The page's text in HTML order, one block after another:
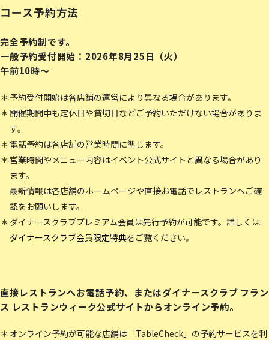
コース予約方法
完全予約制です。
一般予約受付開始：2026年8月25日（火）
午前10時〜
予約受付開始は各店舗の運営により異なる場合があります。
開催期間中も定休日や貸切日などご予約いただけない場合がありま
す。
電話予約は各店舗の営業時間に準じます。
営業時間やメニュー内容はイベント公式サイトと異なる場合があり
ます。
最新情報は各店舗のホームページや直接お電話でレストランへご確
認をお願いします。
ダイナースクラブプレミアム会員は先行予約が可能です。詳しくは
ダイナースクラブ会員限定特典をご覧ください。
直接レストランへお電話予約、
またはダイナースクラブ フラン
ス レストランウィーク公式サイトからオンライン予約。
オンライン予約が可能な店舗は「TableCheck」の予約サービスを利